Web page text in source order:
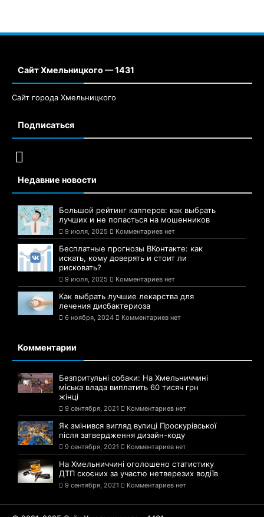
Сайт Хмельницкого — 1431
Сайт города Хмельницкого
Подписаться
Недавние новости
Большой рейтинг капперов: как выбрать
лучших и не попасться на мошенников
9 июля, 2025 Комментариев нет
Бесплатные прогнозы ВКонтакте: как
искать, кому доверять и стоит ли
рисковать?
9 июля, 2025 Комментариев нет
Как выбрать лучшие лекарства для
лечения дисбактериоза
6 ноября, 2024 Комментариев нет
Комментарии
Безпритульні собаки: На Хмельниччині
міська влада виплатить 60 тисяч грн
жінці
9 сентября, 2021 Комментариев нет
Як змінився вигляд вулиці Проскурівської
після затвердження дизайн-коду
9 сентября, 2021 Комментариев нет
На Хмельниччині оголошено статистику
ДТП скоєних за участю нетверезих водіїв
9 сентября, 2021 Комментариев нет